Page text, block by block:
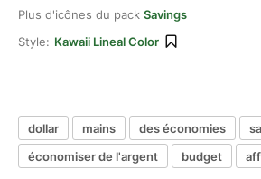
Plus d'icônes du pack Savings
Style: Kawaii Lineal Color
dollar mains des économies
économiser de l'argent
budget